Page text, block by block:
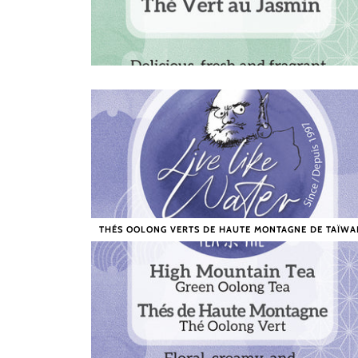
THÉS OOLONG VERTS DE HAUTE MONTAGNE DE